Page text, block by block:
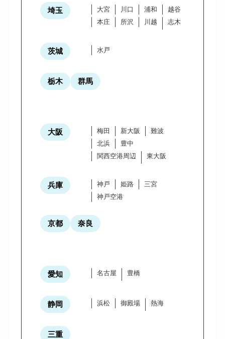
埼玉 大宮 川口 浦和
越谷
本庄
所沢 川越 志木
茨城 水戸
栃木 群馬
大阪 梅田 新大阪
難波
北浜
豊中
関西空港周辺
東大阪
兵庫 神戸 姫路
三宮
神戸空港
京都 奈良
愛知 名古屋 豊橋
静岡 浜松 御殿場 熱海
三重